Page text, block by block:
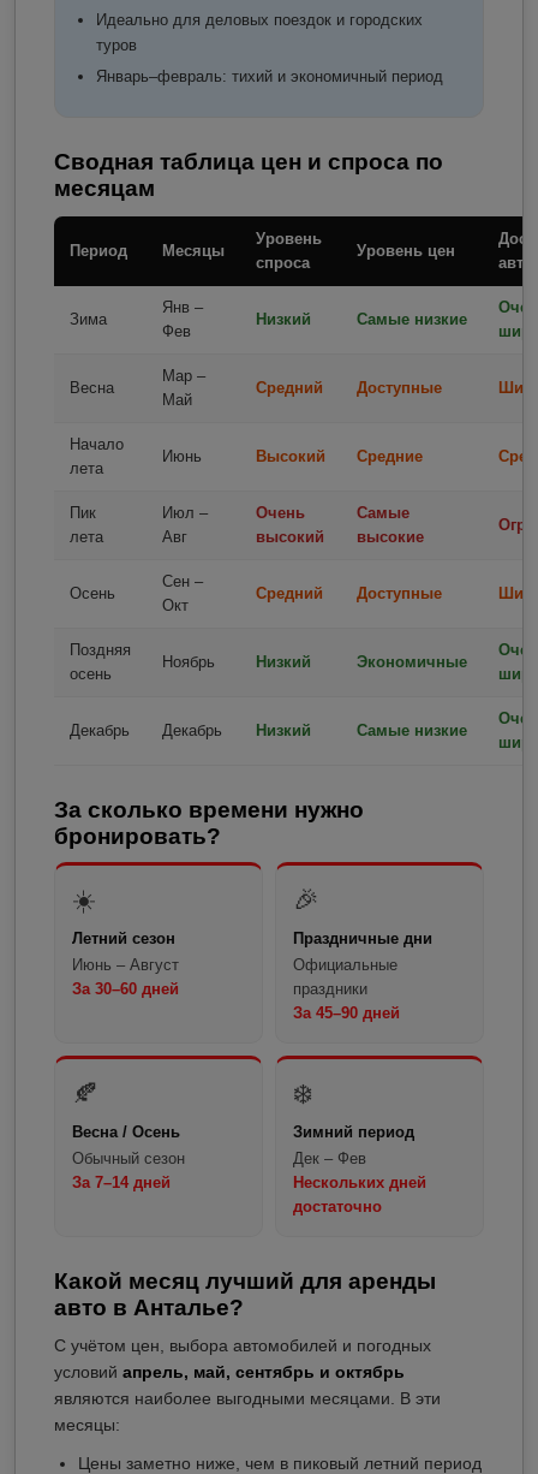
Идеально для деловых поездок и городских
туров
Январь–февраль: тихий и экономичный период
Сводная таблица цен и спроса по
месяцам
Период Месяцы
Уровень
спроса
Уровень цен
авто
Зима
Янв –
Фев
Низкий Самые низкие
Весна
Мар –
Май
Средний Доступные
Начало
лета
Июнь Высокий Средние
Пик
лета
Июл –
Авг
Очень
высокий
Самые
высокие
Осень
Сен –
Окт
Средний Доступные
Поздняя
осень
Ноябрь Низкий Экономичные
Декабрь Декабрь Низкий Самые низкие
За сколько времени нужно
бронировать?
☀️
Летний сезон
Июнь – Август
За 30–60 дней
🎉
Праздничные дни
Официальные
праздники
За 45–90 дней
🍂
Весна / Осень
Обычный сезон
За 7–14 дней
❄️
Зимний период
Дек – Фев
Нескольких дней
достаточно
Какой месяц лучший для аренды
авто в Анталье?
С учётом цен, выбора автомобилей и погодных
условий апрель, май, сентябрь и октябрь
являются наиболее выгодными месяцами. В эти
месяцы:
Цены заметно ниже, чем в пиковый летний период